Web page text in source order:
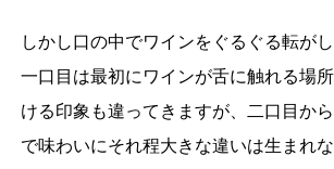
しかし口の中でワインをぐるぐる転がし
一口目は最初にワインが舌に触れる場
ける印象も違ってきますが、二口目か
で味わいにそれ程大きな違いは生まれ